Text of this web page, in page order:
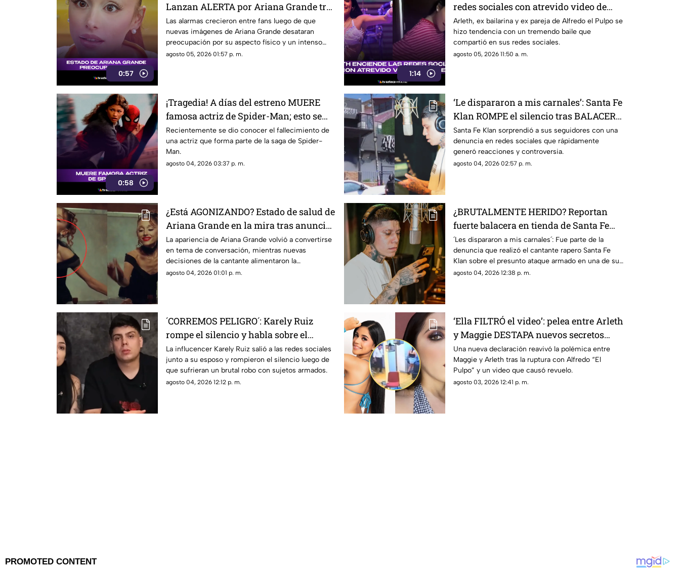
0:57
Lanzan ALERTA por Ariana Grande tras
revelar estado actual
Las alarmas crecieron entre fans luego de que
nuevas imágenes de Ariana Grande desataran
preocupación por su aspecto físico y un intenso
debate en redes.
agosto 05, 2026 01:57 p. m.
1:14
redes sociales con atrevido video de
baile
Arleth, ex bailarina y ex pareja de Alfredo el Pulpo se
hizo tendencia con un tremendo baile que
compartió en sus redes sociales.
agosto 05, 2026 11:50 a. m.
0:58
¡Tragedia! A días del estreno MUERE
famosa actriz de Spider-Man; esto se
sabe
Recientemente se dio conocer el fallecimiento de
una actriz que forma parte de la saga de Spider-
Man.
agosto 04, 2026 03:37 p. m.
‘Le dispararon a mis carnales’: Santa Fe
Klan ROMPE el silencio tras BALACERA
en su tienda; esto se sabe
Santa Fe Klan sorprendió a sus seguidores con una
denuncia en redes sociales que rápidamente
generó reacciones y controversia.
agosto 04, 2026 02:57 p. m.
¿Está AGONIZANDO? Estado de salud de
Ariana Grande en la mira tras anunciar
su RETIRO; ¿qué enfermedad tiene?
La apariencia de Ariana Grande volvió a convertirse
en tema de conversación, mientras nuevas
decisiones de la cantante alimentaron la
preocupación de sus seguidores.
agosto 04, 2026 01:01 p. m.
¿BRUTALMENTE HERIDO? Reportan
fuerte balacera en tienda de Santa Fe
Klan; HAY HERIDOS
´Les dispararon a mis carnales´: Fue parte de la
denuncia que realizó el cantante rapero Santa Fe
Klan sobre el presunto ataque armado en una de sus
tiendas.
agosto 04, 2026 12:38 p. m.
´CORREMOS PELIGRO´: Karely Ruiz
rompe el silencio y habla sobre el
VIOLENTO robo en su casa; esto se sabe
(+VIDEO)
La influcencer Karely Ruiz salió a las redes sociales
junto a su esposo y rompieron el silencio luego de
que sufrieran un brutal robo con sujetos armados.
agosto 04, 2026 12:12 p. m.
‘Ella FILTRÓ el video’: pelea entre Arleth
y Maggie DESTAPA nuevos secretos
entre ellas; esto dijeron
Una nueva declaración reavivó la polémica entre
Maggie y Arleth tras la ruptura con Alfredo “El
Pulpo” y un video que causó revuelo.
agosto 03, 2026 12:41 p. m.